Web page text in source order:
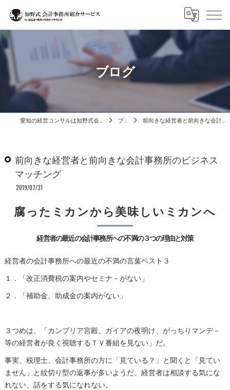
ブログ
愛知の経営コンサルは知野式会計事務所活用コンサルタント ブログ 前向きな経営者と前向きな会計事務所のビジネスマッチング
前向きな経営者と前向きな会計事務所のビジネス
マッチング
2019/07/31
経営者の最近の会計事務所への不満の３つの理由と対策
腐ったミカンから美味しいミカンへ
経営者の会計事務所への最近の不満の言葉ベスト３
１．「改正消費税の案内やセミナ－がない」
２．「補助金、助成金の案内がない」
３つめは、「カンブリア宮殿、ガイアの夜明け、がっちりマンデ－
等の経営者が良く視聴するＴＶ番組を見ない」だ。
事実、税理士、会計事務所の方に「見ている？」と聞くと「見てい
ません」と紋切り型の返事が多いようだ。経営者は相談する気にな
れない、話をする気になれない。